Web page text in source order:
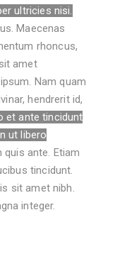
ultricies nisi.
Maecenas
rhoncus,
amet
Nam quam
hendrerit id,
et ante tincidunt
ut libero
quis ante. Etiam
tincidunt.
sit amet nibh.
integer.